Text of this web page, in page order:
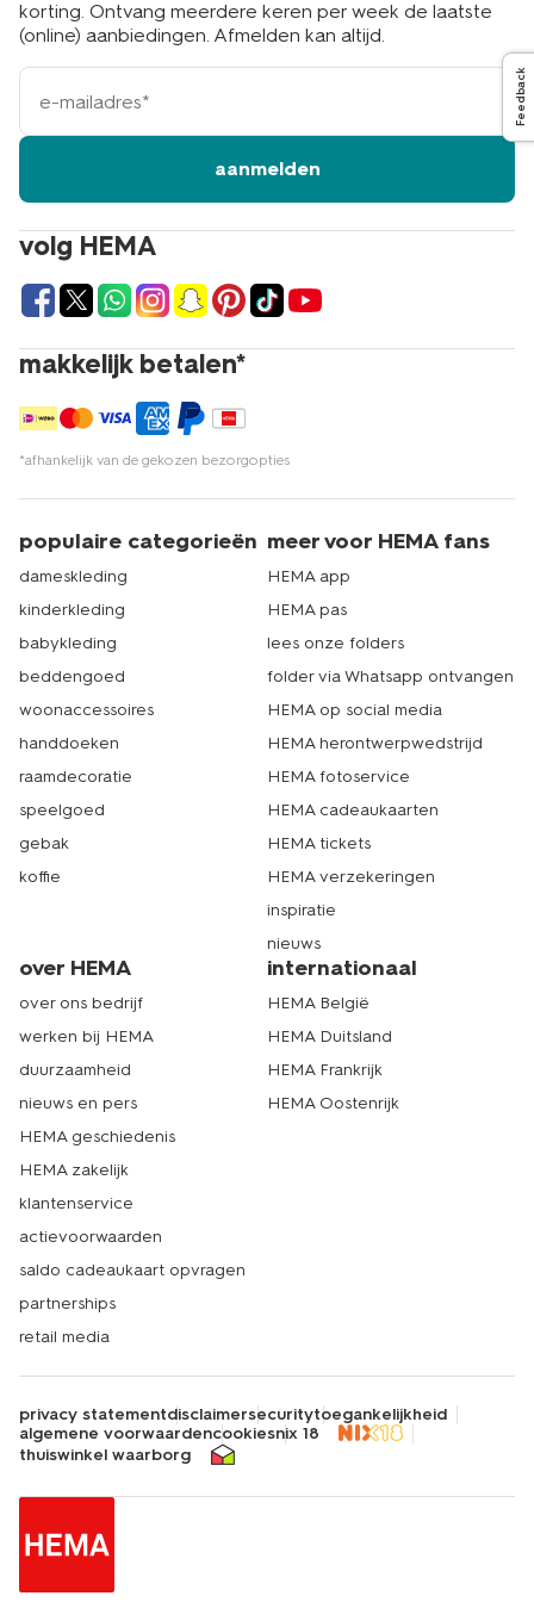
volg HEMA
makkelijk betalen*
*afhankelijk van de gekozen bezorgopties
korting. Ontvang meerdere keren per week de laatste
(online) aanbiedingen. Afmelden kan altijd.
e-
mailadres
aanmelden
populaire categorieën
dameskleding
kinderkleding
babykleding
beddengoed
woonaccessoires
handdoeken
raamdecoratie
speelgoed
gebak
koffie
meer voor HEMA fans
HEMA app
HEMA pas
lees onze folders
folder via Whatsapp ontvangen
HEMA op social media
HEMA herontwerpwedstrijd
HEMA fotoservice
HEMA cadeaukaarten
HEMA tickets
HEMA verzekeringen
inspiratie
nieuws
over HEMA
over ons bedrijf
werken bij HEMA
duurzaamheid
nieuws en pers
HEMA geschiedenis
HEMA zakelijk
klantenservice
actievoorwaarden
saldo cadeaukaart opvragen
partnerships
retail media
internationaal
HEMA België
HEMA Duitsland
HEMA Frankrijk
HEMA Oostenrijk
privacy statementdisclaimersecuritytoegankelijkheid
algemene voorwaardencookiesnix 18
thuiswinkel waarborg
Feedback